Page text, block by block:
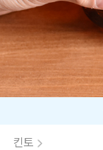
킨토